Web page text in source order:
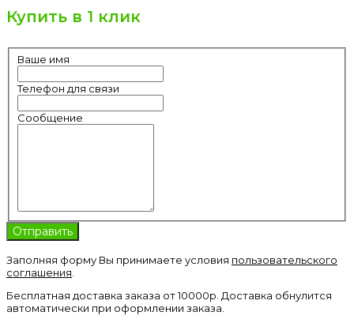
Купить в 1 клик
Ваше имя
Телефон для связи
Сообщение
Заполняя форму Вы принимаете условия пользовательского
соглашения
Бесплатная доставка заказа от 10000р. Доставка обнулится
автоматически при оформлении заказа.